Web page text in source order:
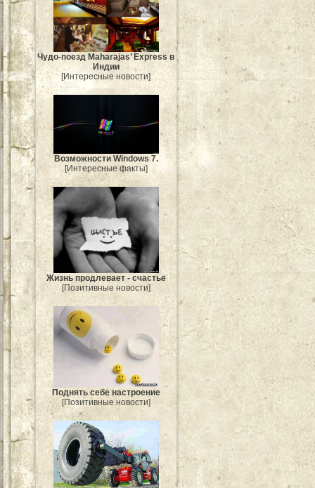
Чудо-поезд Maharajas’ Express в
Индии
[Интересные новости]
Возможности Windows 7.
[Интересные факты]
Жизнь продлевает - счастье
[Позитивные новости]
Поднять себе настроение
[Позитивные новости]